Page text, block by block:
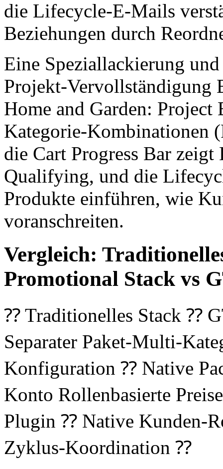
die Lifecycle-E-Mails
Beziehungen durch
Eine Speziallackierung
Projekt-Vervollständigung
Home and Garden:
Kategorie-Kombinationen
die Cart Progress Bar
Qualifying, und die
Produkte einführen, wie
voranschreiten.
Vergleich:
Promotional Stack vs
⁇ Traditionelles Stack ⁇
Separater Paket-Multi-
Konfiguration ⁇ Native
Konto Rollenbasierte
Plugin ⁇ Native Kunden-
Zyklus-Koordination ⁇